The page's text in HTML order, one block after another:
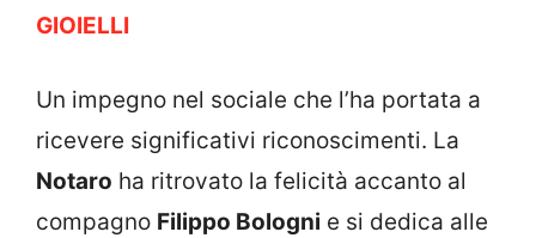
GIOIELLI
Un impegno nel sociale che l’ha portata a
ricevere significativi riconoscimenti. La
Notaro ha ritrovato la felicità accanto al
compagno Filippo Bologni e si dedica alle